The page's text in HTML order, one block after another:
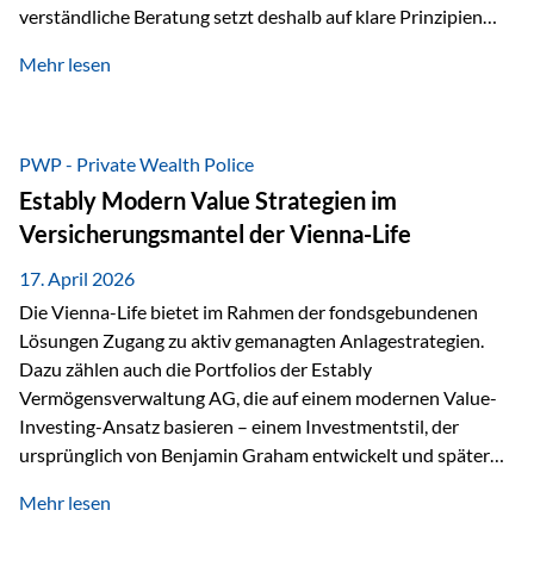
verständliche Beratung setzt deshalb auf klare Prinzipien
fünf zentrale Faktoren: eine saubere Struktur, breite
diesem Thema liefern unter anderem die praxisnahen
Ansätze von Finanzexperte Klaus Rost, der seit vielen Jahren
für eine verständliche und…
Mehr lesen
PWP - Private Wealth Police
Estably Modern Value Strategien im
Versicherungsmantel der Vienna-Life
17. April 2026
Die Vienna-Life bietet im Rahmen der fondsgebundenen
Lösungen Zugang zu aktiv gemanagten Anlagestrategien.
Dazu zählen auch die Portfolios der Estably
Vermögensverwaltung AG, die auf einem modernen Value-
Investing-Ansatz basieren – einem Investmentstil, der
ursprünglich von Benjamin Graham entwickelt und später
Modernes Value Investing als Grundlage Der
Mehr lesen